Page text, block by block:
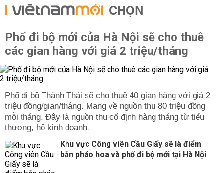
CHỌN
Phố đi bộ mới của Hà Nội sẽ cho thuê
các gian hàng với giá 2 triệu/tháng
Phố đi bộ Thành Thái sẽ cho thuê 40 gian hàng với giá 2
triệu đồng/gian/tháng. Mang về nguồn thu 80 triệu đồng
mỗi tháng. Đây là nguồn thu cố định hàng tháng từ tiểu
thương, hộ kinh doanh.
Khu vực Công viên Cầu Giấy sẽ là điểm
bắn pháo hoa và phố đi bộ mới tại Hà Nội